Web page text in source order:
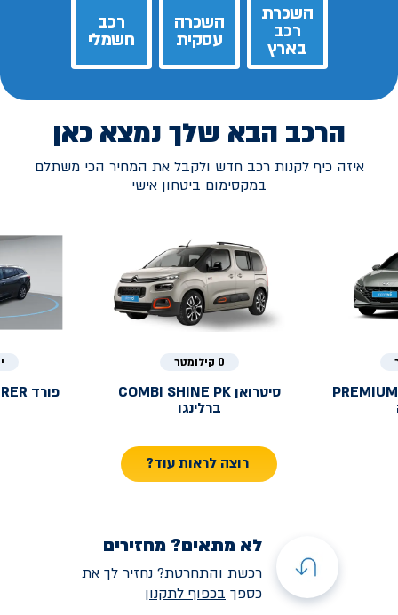
השכרת
רכב
בארץ
השכרה
עסקית
רכב
חשמלי
הרכב הבא שלך נמצא כאן
איזה כיף לקנות רכב חדש ולקבל את המחיר הכי משתלם
במקסימום ביטחון אישי
0 קילומטר
סיטרואן COMBI SHINE PK
ברלינגו
פורד
רוצה לראות עוד?
לא מתאים? מחזירים
רכשת והתחרטת? נחזיר לך את
כספך בכפוף לתקנון